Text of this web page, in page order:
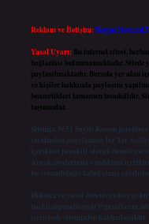
Reklam ve İletişim:Skype:
Yasal Uyarı: Bu internet sitesi,
bağlantısı bulunmamaktadır. Sitede
paylaşılmaktadır. Burada yer alan
ve kişiler hakkında paylaşım
benzerlikleri tamamen tesadüfidir.
taşımazlar.
Sitemiz, 5651 Sayılı Kanun
tarafından onaylanmış bir Yer
içerikleri proaktif olarak denetleme
Ancak, üyelerimiz yazdıkları
bu sorumluluğu kabul etmiş
Hukuka ve yasal düzenlemelere
backlinkpanelicomtr@gmail.com
içerisinde sitemizden kaldırılacaktır.